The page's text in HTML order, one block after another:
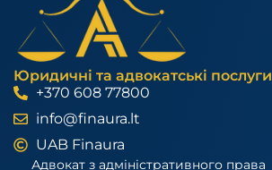
Юридичні та адвокатські послуги
+370 608 77800
info@finaura.lt
UAB Finaura
Адвокат з адміністративного права